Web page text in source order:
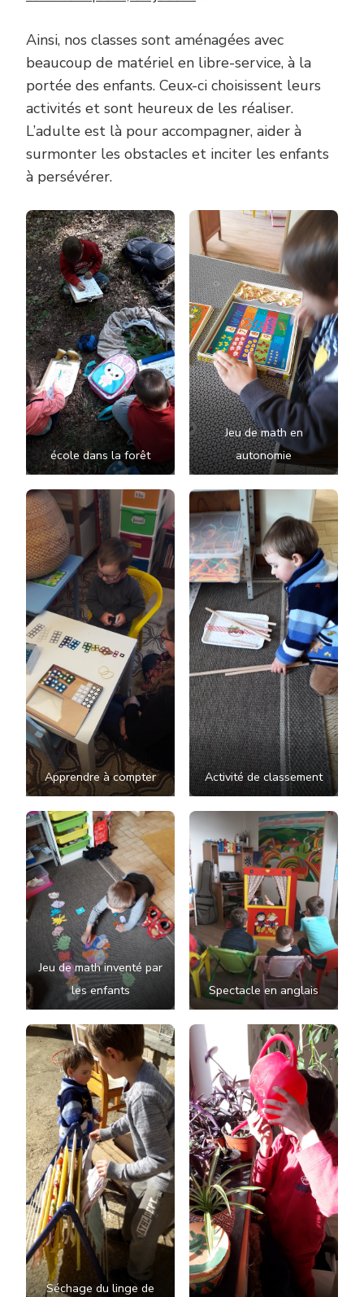
Ainsi, nos classes sont aménagées avec
beaucoup de matériel en libre-service, à la
portée des enfants. Ceux-ci choisissent leurs
activités et sont heureux de les réaliser.
L’adulte est là pour accompagner, aider à
surmonter les obstacles et inciter les enfants
à persévérer.
école dans la forêt
Jeu de math en
autonomie
Apprendre à compter Activité de classement
Jeu de math inventé par
les enfants
Spectacle en anglais
Séchage du linge de